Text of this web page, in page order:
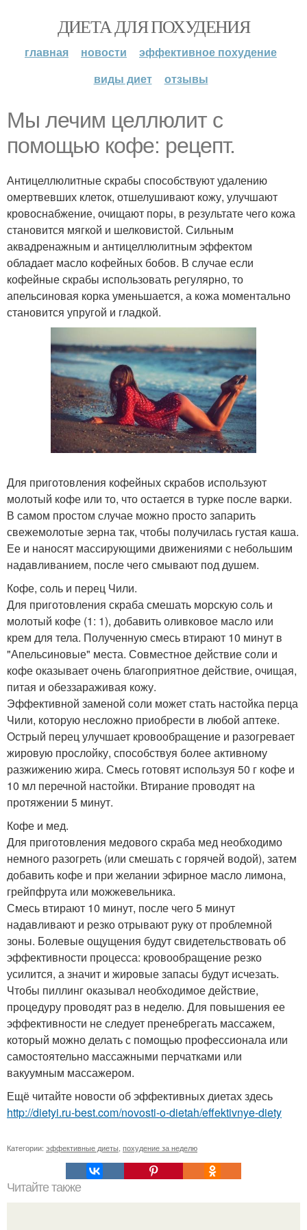
ДИЕТА ДЛЯ ПОХУДЕНИЯ
главная новости
эффективное похудение
виды диет
отзывы
Мы лечим целлюлит с
помощью кофе: рецепт.
Антицеллюлитные скрабы способствуют удалению
омертвевших клеток, отшелушивают кожу, улучшают
кровоснабжение, очищают поры, в результате чего кожа
становится мягкой и шелковистой. Сильным
аквадренажным и антицеллюлитным эффектом
обладает масло кофейных бобов. В случае если
кофейные скрабы использовать регулярно, то
апельсиновая корка уменьшается, а кожа моментально
становится упругой и гладкой.
Для приготовления кофейных скрабов используют
молотый кофе или то, что остается в турке после варки.
В самом простом случае можно просто запарить
свежемолотые зерна так, чтобы получилась густая каша.
Ее и наносят массирующими движениями с небольшим
надавливанием, после чего смывают под душем.
Кофе, соль и перец Чили.
Для приготовления скраба смешать морскую соль и
молотый кофе (1: 1), добавить оливковое масло или
крем для тела. Полученную смесь втирают 10 минут в
"Апельсиновые" места. Совместное действие соли и
кофе оказывает очень благоприятное действие, очищая,
питая и обеззараживая кожу.
Эффективной заменой соли может стать настойка перца
Чили, которую несложно приобрести в любой аптеке.
Острый перец улучшает кровообращение и разогревает
жировую прослойку, способствуя более активному
разжижению жира. Смесь готовят используя 50 г кофе и
10 мл перечной настойки. Втирание проводят на
протяжении 5 минут.
Кофе и мед.
Для приготовления медового скраба мед необходимо
немного разогреть (или смешать с горячей водой), затем
добавить кофе и при желании эфирное масло лимона,
грейпфрута или можжевельника.
Смесь втирают 10 минут, после чего 5 минут
надавливают и резко отрывают руку от проблемной
зоны. Болевые ощущения будут свидетельствовать об
эффективности процесса: кровообращение резко
усилится, а значит и жировые запасы будут исчезать.
Чтобы пиллинг оказывал необходимое действие,
процедуру проводят раз в неделю. Для повышения ее
эффективности не следует пренебрегать массажем,
который можно делать с помощью профессионала или
самостоятельно массажными перчатками или
вакуумным массажером.
Ещё читайте новости об эффективных диетах здесь
http://dietyi.ru-best.com/novosti-o-dietah/effektivnye-diety
Категории: эффективные диеты похудение за неделю
Читайте также